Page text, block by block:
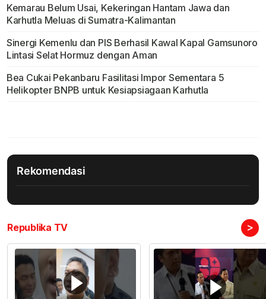
Kemarau Belum Usai, Kekeringan Hantam Jawa dan
Karhutla Meluas di Sumatra-Kalimantan
Sinergi Kemenlu dan PIS Berhasil Kawal Kapal Gamsunoro
Lintasi Selat Hormuz dengan Aman
Bea Cukai Pekanbaru Fasilitasi Impor Sementara 5
Helikopter BNPB untuk Kesiapsiagaan Karhutla
Rekomendasi
Republika TV >